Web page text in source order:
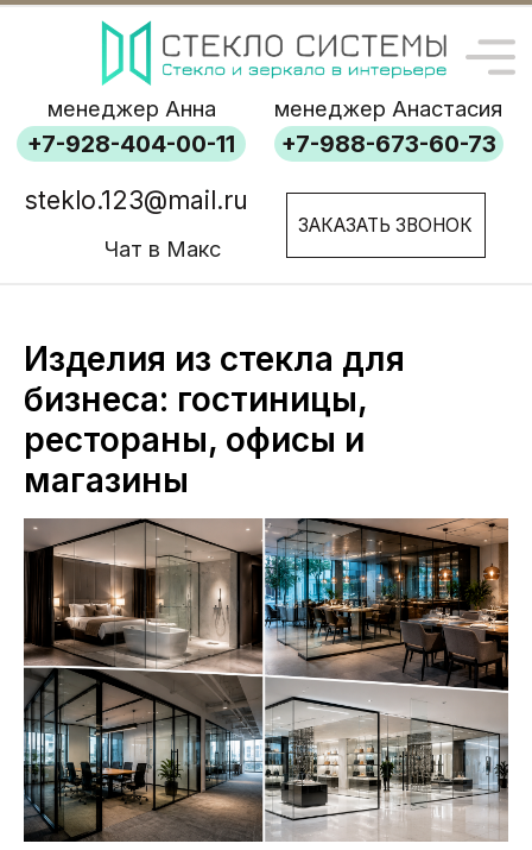
ЗАКАЗАТЬ ЗВОНОК
+7-988-673-60-73
+7-928-404-00-11
steklo.123@mail.ru
менеджер Анна менеджер Анастасия
Изделия из стекла для
бизнеса: гостиницы,
рестораны, офисы и
магазины